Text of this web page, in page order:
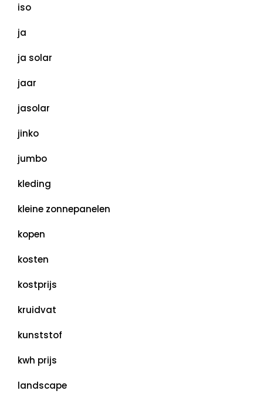
iso
ja
ja solar
jaar
jasolar
jinko
jumbo
kleding
kleine zonnepanelen
kopen
kosten
kostprijs
kruidvat
kunststof
kwh prijs
landscape